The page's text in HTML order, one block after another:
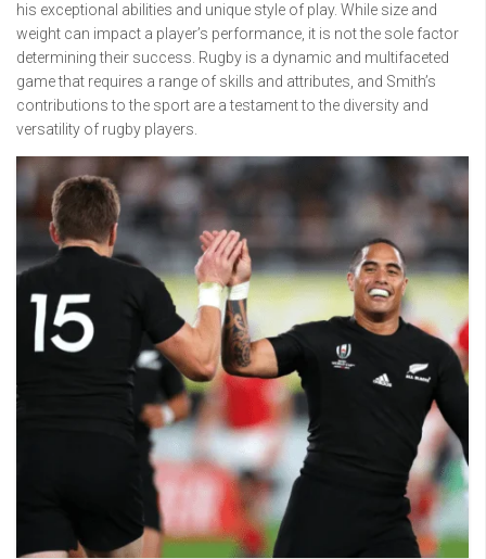
his exceptional abilities and unique style of play. While size and
weight can impact a player’s performance, it is not the sole factor
determining their success. Rugby is a dynamic and multifaceted
game that requires a range of skills and attributes, and Smith’s
contributions to the sport are a testament to the diversity and
versatility of rugby players.